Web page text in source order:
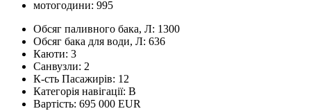
мотогодини: 995
Обсяг паливного бака, Л: 1300
Обсяг бака для води, Л: 636
Каюти: 3
Санвузли: 2
К-сть Пасажирів: 12
Категорія навігації: В
Вартість: 695 000 EUR